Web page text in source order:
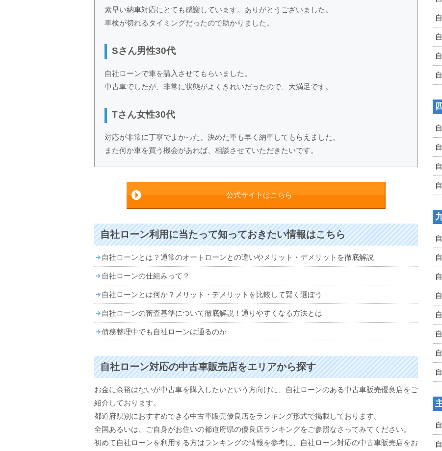
素早い納車対応にとても感謝しています。ありがとうございました。
車検が切れるタイミングだったので助かりました。
Sさん男性30代
自社ローンで車を購入させてもらいました。
中古車でしたが、非常に状態がよくきれいだったので、大満足です。
Tさん女性30代
対応が非常に丁寧でよかった。決めた車も早く納車してもらえました。
また何か車を買う機会があれば、相談させていただきたいです。
公式サイトはこちら
自社ローン利用に当たって知っておきたい情報はこちら
自社ローンとは？通常のオートローンとの違いやメリット・デメリットを徹底解説
自社ローンの仕組みって？
自社ローンとは何か？メリット・デメリットを比較して賢く選ぼう
自社ローンの審査基準について徹底解説！通りやすくなる方法とは
債務整理中でも自社ローンは通るのか
自社ローン対応の中古車販売店をエリアから探す
お金に余裕はないが中古車を購入したいという方向けに、自社ローンのある中古車販売優良店をご
紹介しております。
都道府県別におすすめできる中古車販売優良店をランキング形式で掲載しております。
全国あるいは、ご自身がお住いの都道府県の優良店ランキングをご参照なさってみてください。
初めて自社ローンを利用する方はランキングの情報を参考に、自社ローン対応の中古車販売店をお